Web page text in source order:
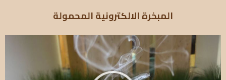
المبخرة الالكترونية المحمولة